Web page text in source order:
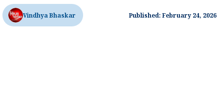
Vindhya Bhaskar Published: February 24, 2026